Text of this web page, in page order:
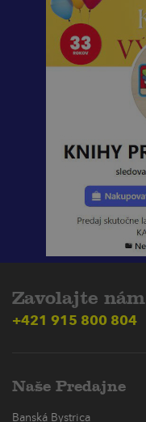
Zavolajte nám
+421 915 800 804
Naše Predajne
Banská Bystrica